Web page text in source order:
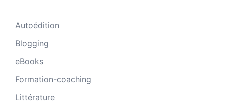
Autoédition
Blogging
eBooks
Formation-coaching
Littérature